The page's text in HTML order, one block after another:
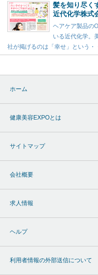
髪を知り尽く
近代化学株式
ヘアケア製品の
いる近代化学。
社が掲げるのは「幸せ」という・
ホーム
健康美容EXPOとは
サイトマップ
会社概要
求人情報
ヘルプ
利用者情報の外部送信について